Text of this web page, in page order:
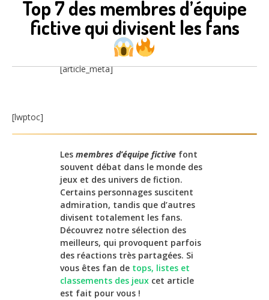
Top 7 des membres d’équipe
fictive qui divisent les fans
[article_meta]
[lwptoc]
Les membres d’équipe fictive font
souvent débat dans le monde des
jeux et des univers de fiction.
Certains personnages suscitent
admiration, tandis que d’autres
divisent totalement les fans.
Découvrez notre sélection des
meilleurs, qui provoquent parfois
des réactions très partagées. Si
vous êtes fan de tops, listes et
classements des jeux cet article
est fait pour vous !